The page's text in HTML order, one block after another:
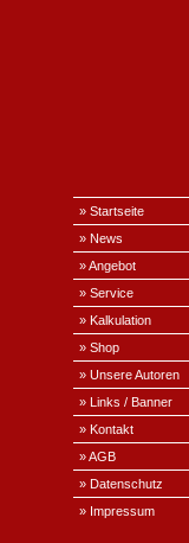
» Startseite
» News
» Angebot
» Service
» Kalkulation
» Shop
» Unsere Autoren
» Links / Banner
» Kontakt
» AGB
» Datenschutz
» Impressum